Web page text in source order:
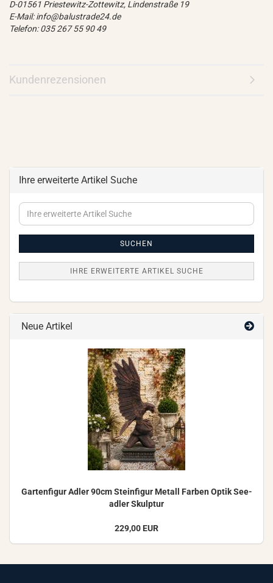
D-01561 Priestewitz-Zottewitz, Lindenstraße 19
E-Mail: info@balustrade24.de
Telefon: 035 267 55 90 49
Kundenrezensionen
Ihre erweiterte Artikel Suche
Ihre
erweiterte
SUCHEN
IHRE ERWEITERTE ARTIKEL SUCHE
Neue Artikel
Gar­ten­fi­gur Adler 90cm Stein­fi­gur Me­tall Far­ben Optik See­
ad­ler Skulp­tur
229,00 EUR